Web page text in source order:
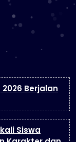
2026 Berjalan
Siswa